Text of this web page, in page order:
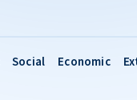
Social Economic